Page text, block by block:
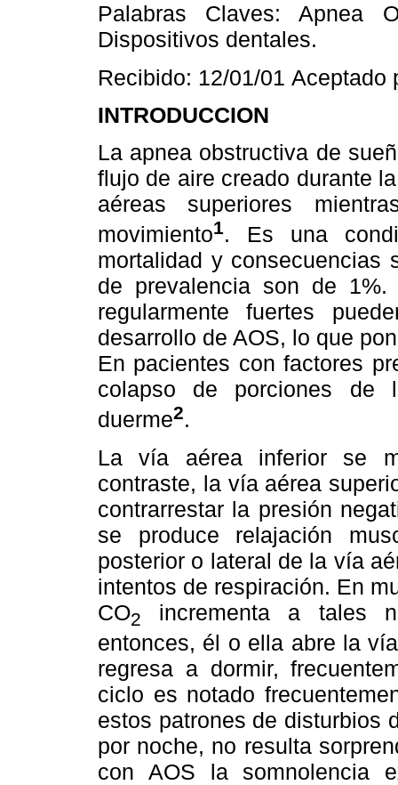
Palabras Claves: Apnea
Dispositivos dentales.
Recibido: 12/01/01 Aceptado
INTRODUCCION
La apnea obstructiva de
flujo de aire creado durante
aéreas superiores
movimiento1. Es una
mortalidad y consecuencias
de prevalencia son de
regularmente fuertes
desarrollo de AOS, lo que
En pacientes con factores
colapso de porciones de
duerme2.
La vía aérea inferior se
contraste, la vía aérea
contrarrestar la presión
se produce relajación
posterior o lateral de la vía
intentos de respiración. En
CO2 incrementa a tales
entonces, él o ella abre la
regresa a dormir,
ciclo es notado
estos patrones de disturbios
por noche, no resulta
con AOS la somnolencia